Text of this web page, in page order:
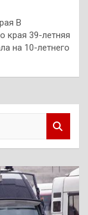
В
края 39-летняя
на 10-летнего